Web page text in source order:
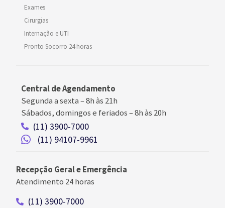
Exames
Cirurgias
Internação e UTI
Pronto Socorro 24 horas
Central de Agendamento
Segunda a sexta –8h às 21h
Sábados, domingos e feriados–8h às 20h
(11) 3900-7000
(11) 94107-9961
Recepção Geral e Emergência
Atendimento 24 horas
(11) 3900-7000